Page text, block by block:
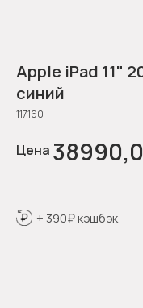
Apple iPad 11"
синий
117160
Цена
+ 390₽ кэшбэк